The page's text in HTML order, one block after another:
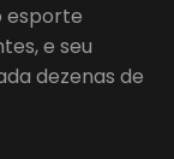
esporte
e seu
dezenas de